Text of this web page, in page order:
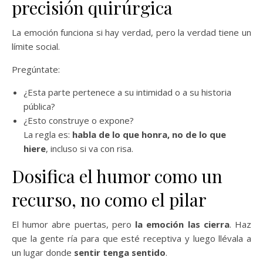
precisión quirúrgica
La emoción funciona si hay verdad, pero la verdad tiene un
límite social.
Pregúntate:
¿Esta parte pertenece a su intimidad o a su historia
pública?
¿Esto construye o expone?
La regla es: habla de lo que honra, no de lo que
hiere, incluso si va con risa.
Dosifica el humor como un
recurso, no como el pilar
El humor abre puertas, pero la emoción las cierra. Haz
que la gente ría para que esté receptiva y luego llévala a
un lugar donde sentir tenga sentido.